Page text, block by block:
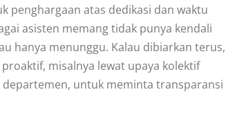
penghargaan atas dedikasi dan waktu
asisten memang tidak punya kendali
hanya menunggu. Kalau dibiarkan terus,
misalnya lewat upaya kolektif
untuk meminta transparansi